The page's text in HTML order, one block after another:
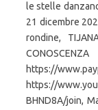
le stelle
21 dicembre
rondine,
https://
https://
BHND8A/join,